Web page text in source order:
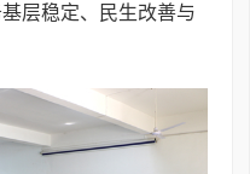
层稳定、民生改善与